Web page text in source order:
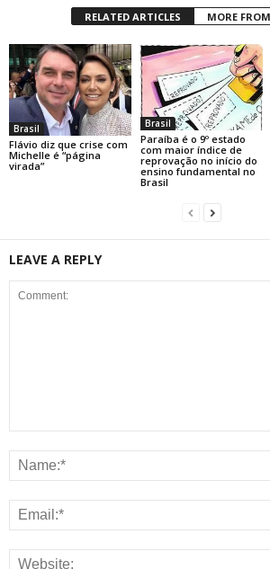
RELATED ARTICLES MORE
Brasil
Flávio diz que crise com
Michelle é “página
virada”
Brasil
Paraíba é o 9º estado
com maior índice de
reprovação no início do
ensino fundamental no
Brasil
LEAVE A REPLY